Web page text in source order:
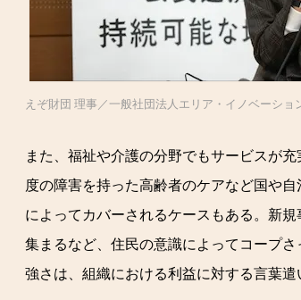
えぞ財団 理事／一般社団法人エリア・イノベーシ
また、福祉や介護の分野でもサービスが
度の障害を持った高齢者のケアなど国や
によってカバーされるケースもある。新
集まるなど、住民の意識によってコープ
強さは、組織における利益に対する言葉遣